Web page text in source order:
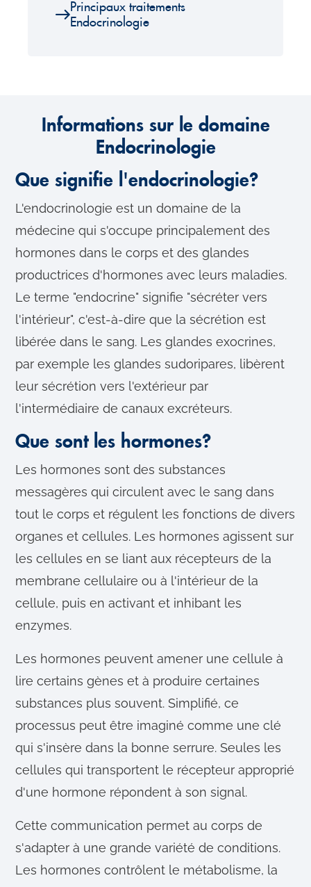
Principaux traitements
Endocrinologie
Informations sur le domaine
Endocrinologie
Que signifie l'endocrinologie?
L'endocrinologie est un domaine de la
médecine qui s'occupe principalement des
hormones dans le corps et des glandes
productrices d'hormones avec leurs maladies.
Le terme "endocrine" signifie "sécréter vers
l'intérieur", c'est-à-dire que la sécrétion est
libérée dans le sang. Les glandes exocrines,
par exemple les glandes sudoripares, libèrent
leur sécrétion vers l'extérieur par
l'intermédiaire de canaux excréteurs.
Que sont les hormones?
Les hormones sont des substances
messagères qui circulent avec le sang dans
tout le corps et régulent les fonctions de divers
organes et cellules. Les hormones agissent sur
les cellules en se liant aux récepteurs de la
membrane cellulaire ou à l'intérieur de la
cellule, puis en activant et inhibant les
enzymes.
Les hormones peuvent amener une cellule à
lire certains gènes et à produire certaines
substances plus souvent. Simplifié, ce
processus peut être imaginé comme une clé
qui s'insère dans la bonne serrure. Seules les
cellules qui transportent le récepteur approprié
d'une hormone répondent à son signal.
Cette communication permet au corps de
s'adapter à une grande variété de conditions.
Les hormones contrôlent le métabolisme, la